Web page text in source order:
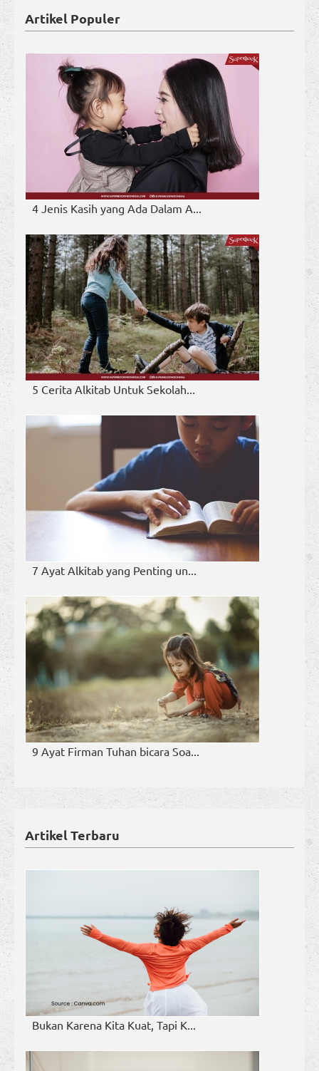
Artikel Populer
4 Jenis Kasih yang Ada Dalam A...
5 Cerita Alkitab Untuk Sekolah...
7 Ayat Alkitab yang Penting un...
9 Ayat Firman Tuhan bicara Soa...
Artikel Terbaru
Bukan Karena Kita Kuat, Tapi K...